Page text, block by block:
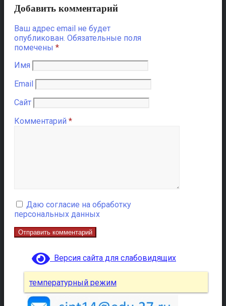
Добавить комментарий
Ваш адрес email не будет
опубликован. Обязательные поля
помечены *
Имя
Email
Сайт
Комментарий *
Даю согласие на обработку
персональных данных
Версия сайта для слабовидящих
температурный режим